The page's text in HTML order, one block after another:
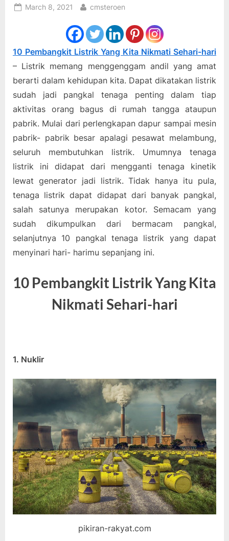
Posted
March 8, 2021 By
cmsteroen
10 Pembangkit Listrik Yang Kita Nikmati Sehari-hari
– Listrik memang menggenggam andil yang amat
berarti dalam kehidupan kita. Dapat dikatakan listrik
sudah jadi pangkal tenaga penting dalam tiap
aktivitas orang bagus di rumah tangga ataupun
pabrik. Mulai dari perlengkapan dapur sampai mesin
pabrik- pabrik besar apalagi pesawat melambung,
seluruh membutuhkan listrik. Umumnya tenaga
listrik ini didapat dari mengganti tenaga kinetik
lewat generator jadi listrik. Tidak hanya itu pula,
tenaga listrik dapat didapat dari banyak pangkal,
salah satunya merupakan kotor. Semacam yang
sudah dikumpulkan dari bermacam pangkal,
selanjutnya 10 pangkal tenaga listrik yang dapat
menyinari hari- harimu sepanjang ini.
10 Pembangkit Listrik Yang Kita
Nikmati Sehari-hari
1. Nuklir
pikiran-rakyat.com